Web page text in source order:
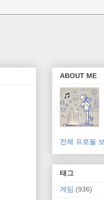
ABOUT ME
전체 프로필
태그
게임 (936)